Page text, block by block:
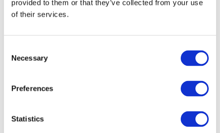
provided to them or that they’ve collected from your use
of their services.
Selection
Necessary
Preferences
Statistics
Käyttövalmiin WordPress-asennuksen hetken
Tehokkaan työskentely-ympäristön sekä
parhaat kehittäjätyökalut, kuten
Varjoympäristöjä
kehittämiseen (pl. WP Start -palvelupaketti)